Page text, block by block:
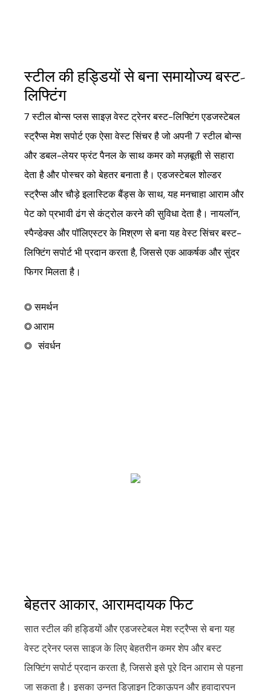
स्टील की हड्डियों से बना समायोज्य बस्ट-
लिफ्टिंग
7 स्टील बोन्स प्लस साइज़ वेस्ट ट्रेनर बस्ट-लिफ्टिंग एडजस्टेबल
स्ट्रैप्स मेश सपोर्ट एक ऐसा वेस्ट सिंचर है जो अपनी 7 स्टील बोन्स
और डबल-लेयर फ्रंट पैनल के साथ कमर को मज़बूती से सहारा
देता है और पोस्चर को बेहतर बनाता है। एडजस्टेबल शोल्डर
स्ट्रैप्स और चौड़े इलास्टिक बैंड्स के साथ, यह मनचाहा आराम और
पेट को प्रभावी ढंग से कंट्रोल करने की सुविधा देता है। नायलॉन,
स्पैन्डेक्स और पॉलिएस्टर के मिश्रण से बना यह वेस्ट सिंचर बस्ट-
लिफ्टिंग सपोर्ट भी प्रदान करता है, जिससे एक आकर्षक और सुंदर
फिगर मिलता है।
◎ समर्थन
◎आराम
◎ संवर्धन
बेहतर आकार, आरामदायक फिट
सात स्टील की हड्डियों और एडजस्टेबल मेश स्ट्रैप्स से बना यह
वेस्ट ट्रेनर प्लस साइज के लिए बेहतरीन कमर शेप और बस्ट
लिफ्टिंग सपोर्ट प्रदान करता है, जिससे इसे पूरे दिन आराम से पहना
जा सकता है। इसका उन्नत डिज़ाइन टिकाऊपन और हवादारपन